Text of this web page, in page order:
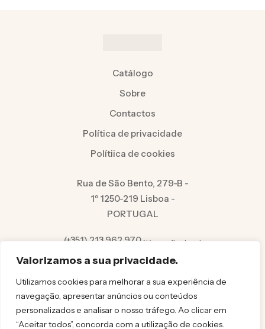
Valorizamos a sua privacidade.
Utilizamos cookies para melhorar a sua experiência de
navegação, apresentar anúncios ou conteúdos
personalizados e analisar o nosso tráfego. Ao clicar em
“Aceitar todos”, concorda com a utilização de cookies.
Catálogo
Sobre
Contactos
Política de privacidade
Polítiica de cookies
Rua de São Bento, 279-B -
1º 1250-219 Lisboa -
PORTUGAL
(+351) 213 962 970Número fixo local
info@felicita.pt
© FELICITA 2025